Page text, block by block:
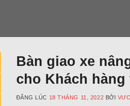
Bàn giao xe
cho Khách
ĐĂNG LÚC 18 THÁNG 11, 2022 BỞI